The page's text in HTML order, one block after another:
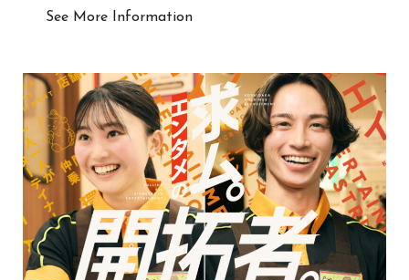
See More Information